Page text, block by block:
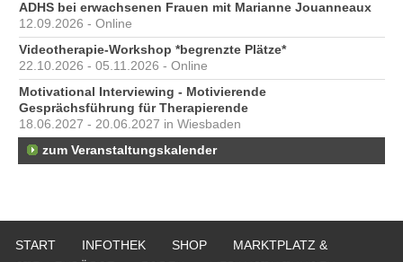
ADHS bei erwachsenen Frauen mit Marianne Jouanneaux
12.09.2026 - Online
Videotherapie-Workshop *begrenzte Plätze*
22.10.2026 - 05.11.2026 - Online
Motivational Interviewing - Motivierende
Gesprächsführung für Therapierende
18.06.2027 - 20.06.2027 in Wiesbaden
zum Veranstaltungskalender
START INFOTHEK SHOP
MARKTPLATZ &